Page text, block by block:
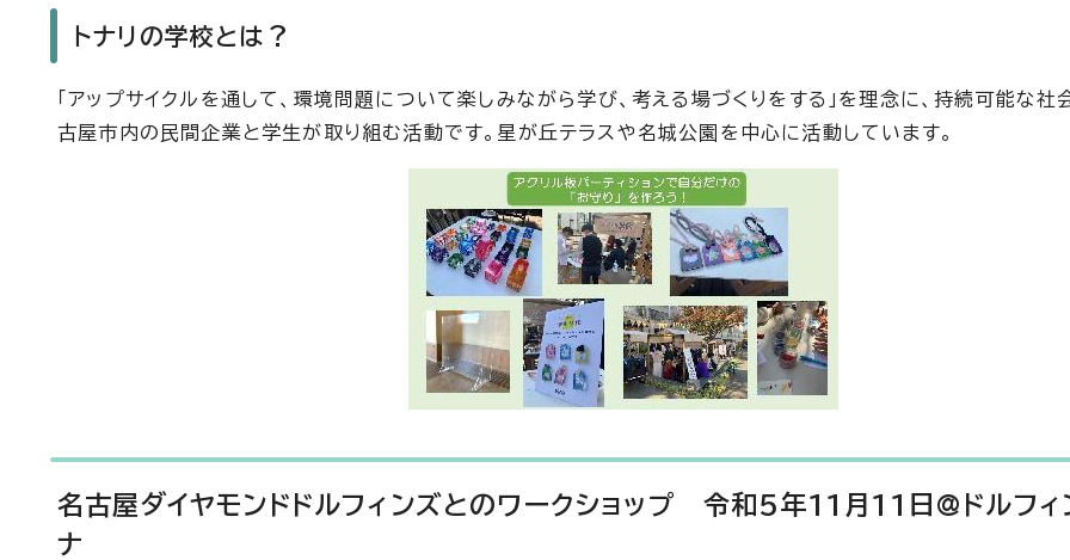
トナリの学校とは？
「アップサイクルを通して、環境問題について楽しみながら学び、考える場づくりをする」を理念に、持続可能な社
古屋市内の民間企業と学生が取り組む活動です。星が丘テラスや名城公園を中心に活動しています。
名古屋ダイヤモンドドルフィンズとのワークショップ 令和5年11月11日@ドルフィ
ナ